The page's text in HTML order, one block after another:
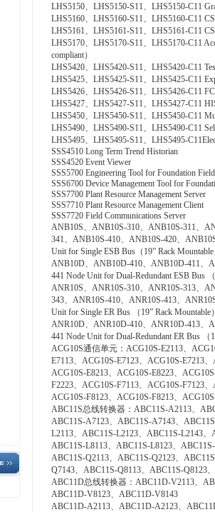
LHS5150、LHS5150-S11、LHS5150-C11
LHS5160、LHS5160-S11、LHS5160-C11
LHS5161、LHS5161-S11、LHS5161-C11 CS
LHS5170、LHS5170-S11、LHS5170-C11
compliant）
LHS5420、LHS5420-S11、LHS5420-C11
LHS5425、LHS5425-S11、LHS5425-C11
LHS5426、LHS5426-S11、LHS5426-C11
LHS5427、LHS5427-S11、LHS5427-C11
LHS5450、LHS5450-S11、LHS5450-C11
LHS5490、LHS5490-S11、LHS5490-C11
LHS5495、LHS5495-S11、LHS5495-
SSS4510 Long Term Trend Historian
SSS4520 Event Viewer
SSS5700 Engineering Tool for Foundation
SSS6700 Device Management Tool for
SSS7700 Plant Resource Management Server
SSS7710 Plant Resource Management Client
SSS7720 Field Communications Server
ANB10S、ANB10S-310、ANB10S-311、
341、ANB10S-410、ANB10S-420、
Unit for Single ESB Bus（19” Rack Mountable
ANB10D、ANB10D-410、ANB10D-411、
441 Node Unit for Dual-Redundant ESB Bus （
ANR10S、ANR10S-310、ANR10S-313、
343、ANR10S-410、ANR10S-413、
Unit for Single ER Bus （19” Rack Mountable）
ANR10D、ANR10D-410、ANR10D-413、
441 Node Unit for Dual-Redundant ER Bus （
ACG10S通信单元：ACG10S-E2113、
E7113、ACG10S-E7123、ACG10S-E7213
ACG10S-E8213、ACG10S-E8223、
F2223、ACG10S-F7113、ACG10S-F7123
ACG10S-F8123、ACG10S-F8213、
ABC11S总线转换器：ABC11S-A2113、
ABC11S-A7123、ABC11S-A7143、
L2113、ABC11S-L2123、ABC11S-L2143、
ABC11S-L8113、ABC11S-L8123、
ABC11S-Q2113、ABC11S-Q2123、
Q7143、ABC11S-Q8113、ABC11S-Q8123
ABC11D总线转换器：ABC11D-V2113、
ABC11D-V8123、ABC11D-V8143
ABC11D-A2113、ABC11D-A2123、